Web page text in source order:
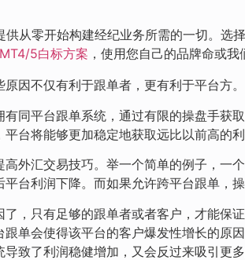
供从零开始构建经纪业务所需的一切。选
MT4/5白标方案 ，使用您自己的品牌命或我
因不仅有利于跟单者，更有利于平台方。
同平台跟单系统，通过有限的操盘手
台将能够更加稳定地获取远比以前高的利
外汇交易技巧。举一个简单的例子，
台利润下降。而如果允许跨平台跟单，
，只有足够的跟单者或者客户，才能
单会使得该平台的客户爆发性增长的
致了利润稳健增加，又会反过来吸引更